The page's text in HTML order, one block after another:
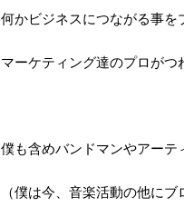
何かビジネスにつながる事を
マーケティング達のプロがつ
僕も含めバンドマンやアーテ
（僕は今、音楽活動の他に